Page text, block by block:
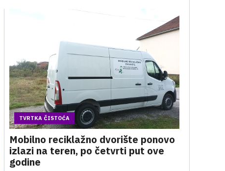
TVRTKA ČISTOĆA
Mobilno reciklažno dvorište ponovo
izlazi na teren, po četvrti put ove
godine